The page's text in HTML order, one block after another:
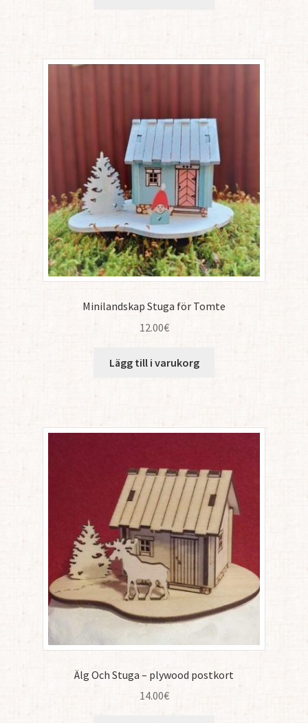
Minilandskap Stuga för Tomte
12.00€
Lägg till i varukorg
Älg Och Stuga – plywood postkort
14.00€